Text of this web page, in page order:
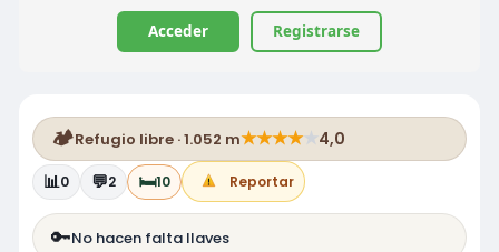
Acceder Registrarse
🏕️Refugio libre · 1.052 m★★★★★4,0
📊0 💬2 🛏️10 Reportar
🔑No hacen falta llaves